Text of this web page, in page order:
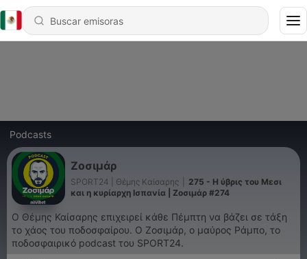
Podcasts
Ζοσιμάρ
SPORT24 | Θέμης Καίσαρης
275 - Η ύβρις του Μεσι
και η κυρίαρχη Ισπανία | Ζοσιμάρ #274
Ο Θέμης Καίσαρης επιχειρεί κάθε Πέμπτη να βάζει σε τάξη
το χάος του ποδοσφαίρου. Ο Ζοσιμάρ, ο μαύρος Ράμπο, το
ποδοσφαιρικό podcast του SPORT24.